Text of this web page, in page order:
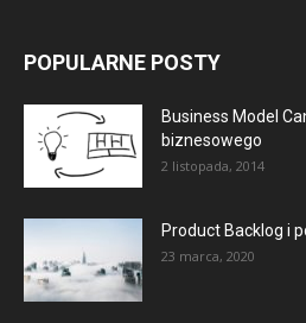
POPULARNE POSTY
Business Model
biznesowego
2 listopada, 2014
Product Backlog i
23 marca, 2020